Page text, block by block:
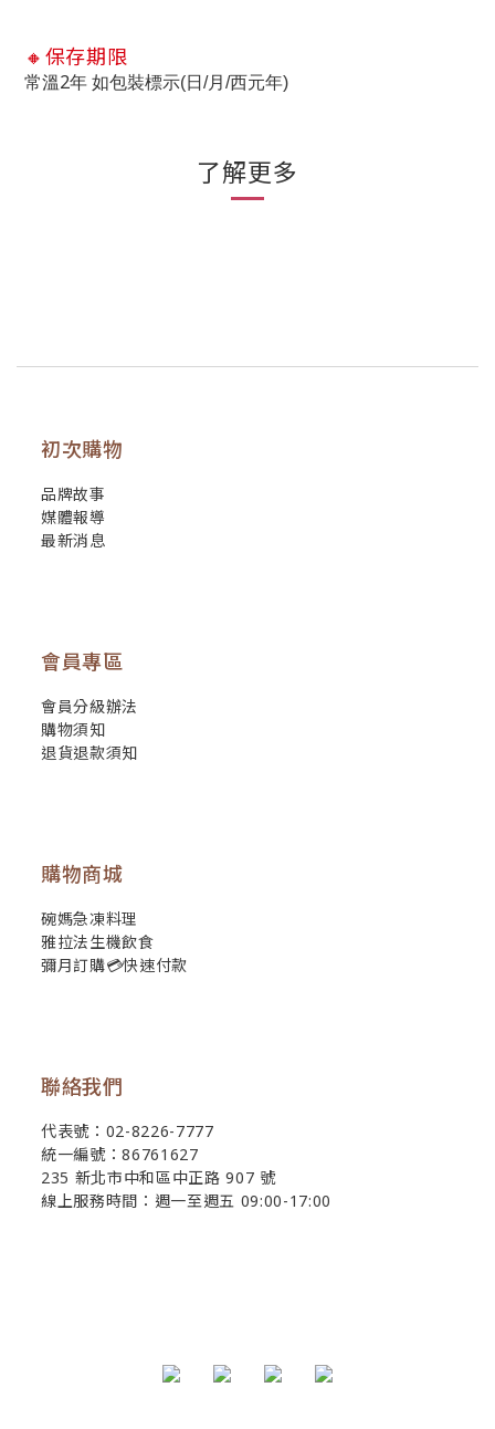
🔸 保存期限
常溫2年 如包裝標示(日 /月 /西元年)
了解更多
初次購物
品牌故事
媒體報導
最新消息
會員專區
會員分級辦法
購物須知
退貨退款須知
購物商城
碗媽急凍料理
雅拉法生機飲食
彌月訂購💳快速付款
聯絡我們
代表號：02-8226-7777
統一編號：86761627
235 新北市中和區中正路 907 號
線上服務時間：週一至週五 09:00-17:00